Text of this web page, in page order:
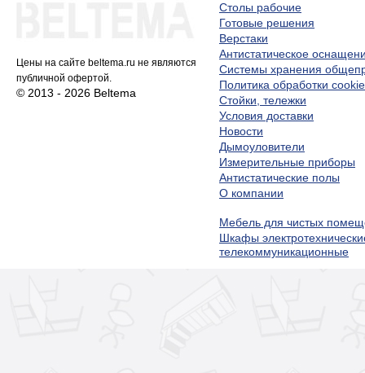
Цены на сайте beltema.ru не являются
публичной офертой.
© 2013 - 2026 Beltema
Столы рабочие
Готовые решения
Верстаки
Антистатическое
Системы хранения
Политика обработки cookie
Стойки, тележки
Условия доставки
Новости
Дымоуловители
Измерительные приборы
Антистатические полы
О компании
Мебель для чистых
Шкафы
телекоммуникационные